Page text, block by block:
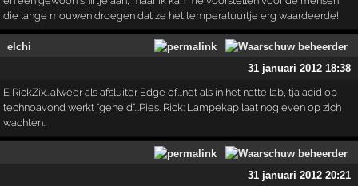
die lange mouwen droegen dat ze het temperatuurtje erg waardeerde!
elchi
31 januari 2012 18:38
E RickZix...alweer als afsluiter Edge of...net als in het natte lab, tja acid op
technoavond werkt "geheid"...Pies. Rick: Lampekap laat nog even op zich
wachten..
31 januari 2012 20:21